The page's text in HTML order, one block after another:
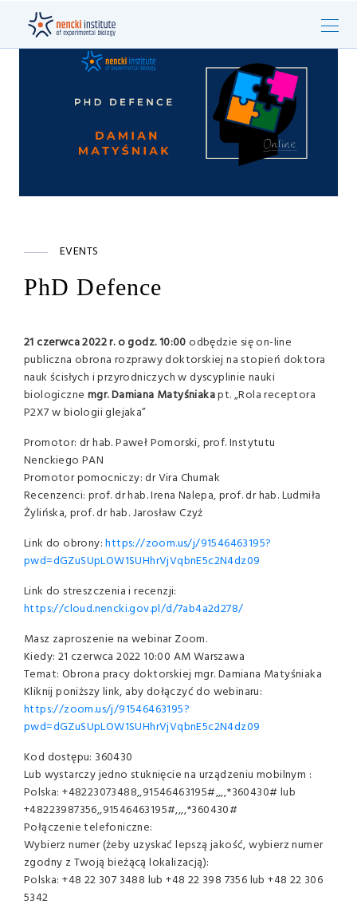
EVENTS
PhD Defence
21 czerwca 2022 r. o godz. 10:00odbędzie się on-line
publiczna obrona rozprawy doktorskiej na stopień doktora
nauk ścisłych i przyrodniczych w dyscyplinie nauki
biologiczne mgr. Damiana Matyśniakapt. „Rola receptora
P2X7 w biologii glejaka”
Promotor: dr hab. Paweł Pomorski, prof. Instytutu
Nenckiego PAN
Promotor pomocniczy: dr Vira Chumak
Recenzenci: prof. dr hab. Irena Nalepa, prof. dr hab. Ludmiła
Żylińska, prof. dr hab. Jarosław Czyż
Link do obrony:https://zoom.us/j/91546463195?
pwd=dGZuSUpLOW1SUHhrVjVqbnE5c2N4dz09
Link do streszczenia i recenzji:
https://cloud.nencki.gov.pl/d/7ab4a2d278/
Masz zaproszenie na webinar Zoom.
Kiedy: 21 czerwca 2022 10:00 AM Warszawa
Temat: Obrona pracy doktorskiej mgr. Damiana Matyśniaka
Kliknij poniższy link, aby dołączyć do webinaru:
https://zoom.us/j/91546463195?
pwd=dGZuSUpLOW1SUHhrVjVqbnE5c2N4dz09
Kod dostępu: 360430
Lub wystarczy jedno stuknięcie na urządzeniu mobilnym :
Polska: +48223073488,,91546463195#,,,,*360430# lub
+48223987356,,91546463195#,,,,*360430#
Połączenie telefoniczne:
Wybierz numer (żeby uzyskać lepszą jakość, wybierz numer
zgodny z Twoją bieżącą lokalizacją):
Polska: +48 22 307 3488 lub +48 22 398 7356 lub +48 22 306
5342